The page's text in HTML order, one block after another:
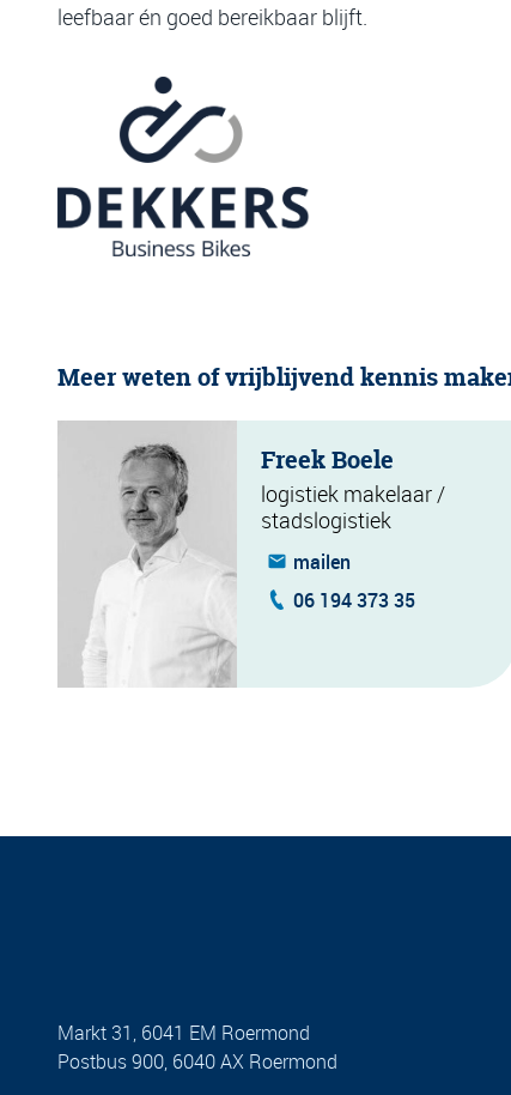
leefbaar én goed bereikbaar blijft.
Meer weten of vrijblijvend kennis
Freek Boele
logistiek makelaar /
stadslogistiek
mailen
06 194 373 35
Markt 31, 6041 EM Roermond
Postbus 900, 6040 AX Roermond